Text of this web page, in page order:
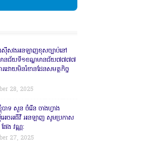
ស៊ីសងអនឡាញខុសច្បាប់នៅ
មានជ័យទី១ខណ្ឌមានជ័យ៧៧៧៧
រដោយមិនរំខានដែនសមត្ថកិច្ច
28, 2025
បាទ សួន ចំរើន ចាងហ្វាង
េចអធីវី អនឡាញ សូមប្រកាស
ែង វណ្ណ:
27, 2025